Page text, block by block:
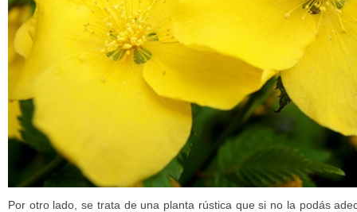
Por otro lado, se trata de una planta rústica que si no la podás